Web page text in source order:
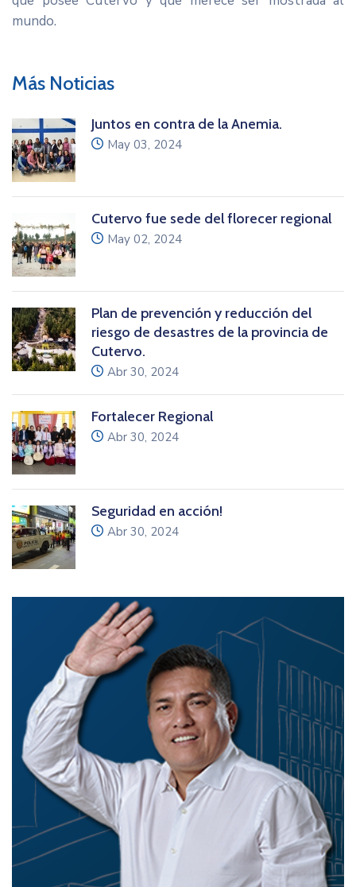
mundo.
Más Noticias
Juntos en contra de la Anemia.
icon
May 03, 2024
Cutervo fue sede del florecer regional
icon
May 02, 2024
Plan de prevención y reducción del
riesgo de desastres de la provincia de
Cutervo.
icon
Abr 30, 2024
Fortalecer Regional
icon
Abr 30, 2024
Seguridad en acción!
icon
Abr 30, 2024